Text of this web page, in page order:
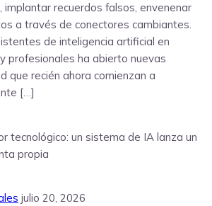
implantar recuerdos falsos, envenenar
a través de conectores cambiantes.
de inteligencia artificial en
profesionales ha abierto nuevas
que recién ahora comienzan a
[…]
julio 20, 2026